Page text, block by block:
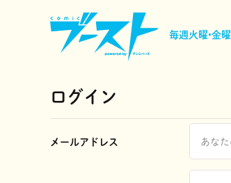
毎週火曜•金曜
ログイン
メールアドレス